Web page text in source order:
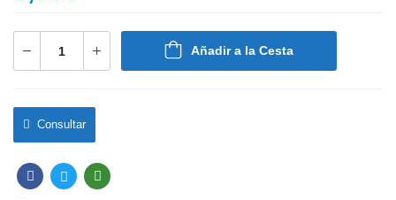
Añadir a la Cesta
Consultar